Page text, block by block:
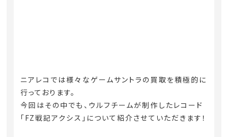
ニアレコでは様々なゲームサントラの買取を積極的に
行っております。
今回はその中でも、ウルフチームが制作したレコード
「FZ戦記アクシス」について紹介させていただきます！